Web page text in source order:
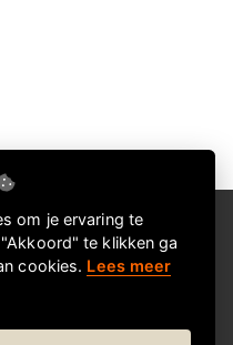
eenvoudig het juiste
om je ervaring te
te klikken ga
cookies. Lees meer